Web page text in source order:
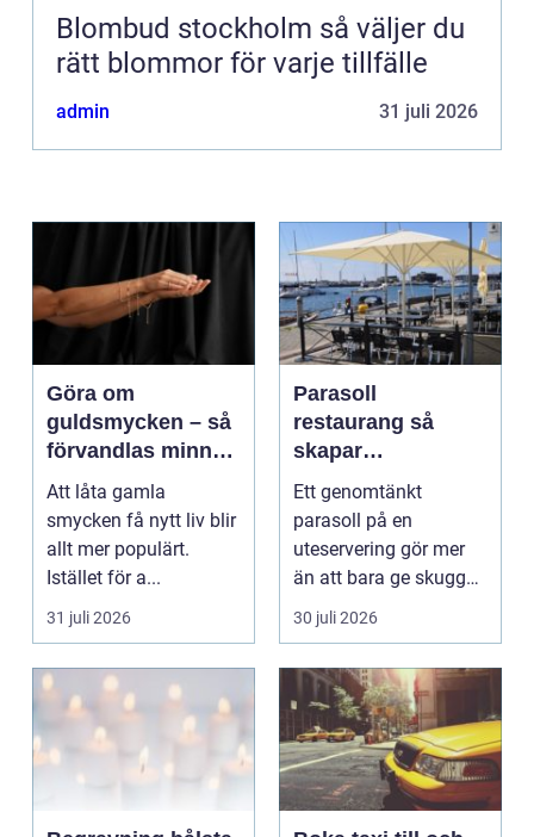
Blombud stockholm så väljer du
rätt blommor för varje tillfälle
admin 31 juli 2026
Göra om
guldsmycken – så
förvandlas minnen
till nya favoriter
Att låta gamla
smycken få nytt liv blir
allt mer populärt.
Istället för a...
31 juli 2026
Parasoll
restaurang så
skapar
uteserveringen rätt
känsla året runt
Ett genomtänkt
parasoll på en
uteservering gör mer
än att bara ge skugga.
Det påverkar hur länge
gäs...
30 juli 2026